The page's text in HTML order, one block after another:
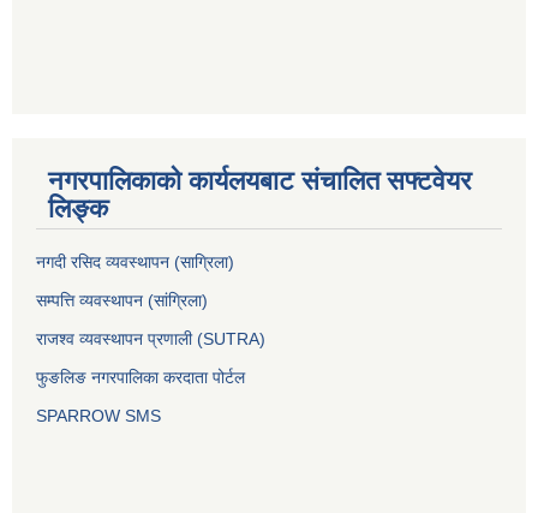
नगरपालिकाको कार्यलयबाट संचालित सफ्टवेयर
लिङ्क
नगदी रसिद व्यवस्थापन (साग्रिला)
सम्पत्ति व्यवस्थापन (सांग्रिला)
राजश्व व्यवस्थापन प्रणाली (SUTRA)
फुङलिङ नगरपालिका करदाता पोर्टल
SPARROW SMS